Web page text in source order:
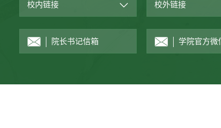
校内链接 校外链接
院长书记信箱 学院官方微